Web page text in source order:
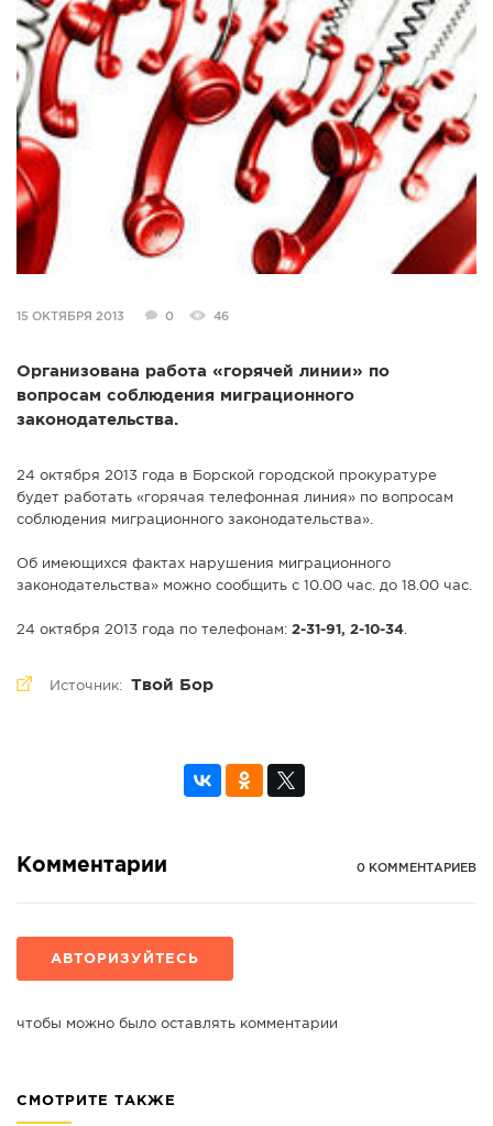
СПРАВКА
КАМЕРЫ
КОНКУРСЫ
СТАТЬИ
ГОЛОСОВАНИЯ
ПРЕДЛОЖИТЬ НОВОСТЬ
ФОТО
15 ОКТЯБРЯ 2013 0 46
Организована работа «горячей линии» по
вопросам соблюдения миграционного
законодательства.
24 октября 2013 года в Борской городской прокуратуре
будет работать «горячая телефонная линия» по вопросам
соблюдения миграционного законодательства».
Об имеющихся фактах нарушения миграционного
законодательства» можно сообщить с 10.00 час. до 18.00 час.
24 октября 2013 года по телефонам: 2-31-91, 2-10-34
Источник: Твой Бор
Комментарии 0 КОММЕНТАРИЕВ
АВТОРИЗУЙТЕСЬ
чтобы можно было оставлять комментарии
СМОТРИТЕ ТАКЖЕ